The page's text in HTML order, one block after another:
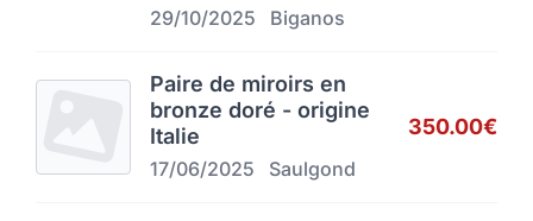
29/10/2025 Biganos
Paire de miroirs en
bronze doré - origine
Italie
17/06/2025 Saulgond
350.00€